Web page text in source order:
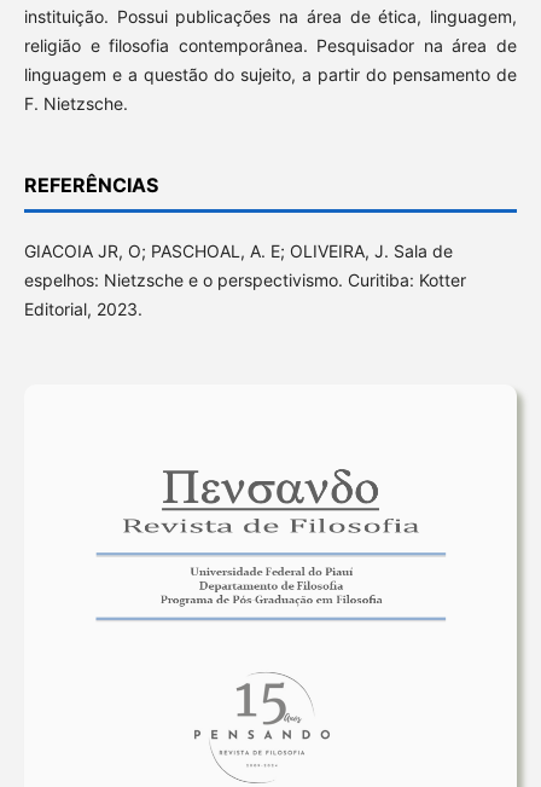
instituição. Possui publicações na área de ética, linguagem,
religião e filosofia contemporânea. Pesquisador na área de
linguagem e a questão do sujeito, a partir do pensamento de
F. Nietzsche.
REFERÊNCIAS
GIACOIA JR, O; PASCHOAL, A. E; OLIVEIRA, J. Sala de
espelhos: Nietzsche e o perspectivismo. Curitiba: Kotter
Editorial, 2023.